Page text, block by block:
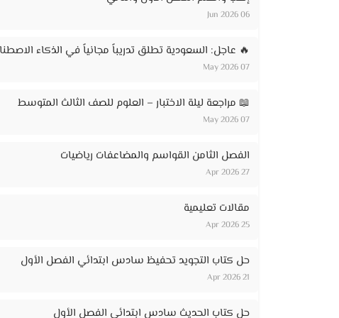
06 Jun 2026
🔥 عاجل: السعودية تطلق تدريباً مجانياً في الذكاء الاصطناعي لـ 20 ألف مواطن – رابط
07 May 2026
📖 مراجعة ليلة الاختبار – العلوم للصف الثالث المتوسط
07 May 2026
الفصل الثامن القواسم والمضاعفات رياضيات
27 Apr 2026
مقالات تعليمية
25 Apr 2026
حل كتاب التجويد تحفيظ سادس ابتدائي الفصل الأول
21 Apr 2026
حل كتاب الحديث سادس ابتدائي الفصل الأول